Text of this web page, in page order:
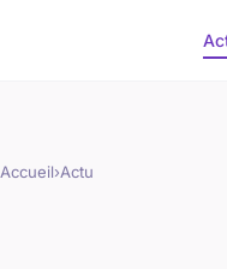
Accueil›Actu